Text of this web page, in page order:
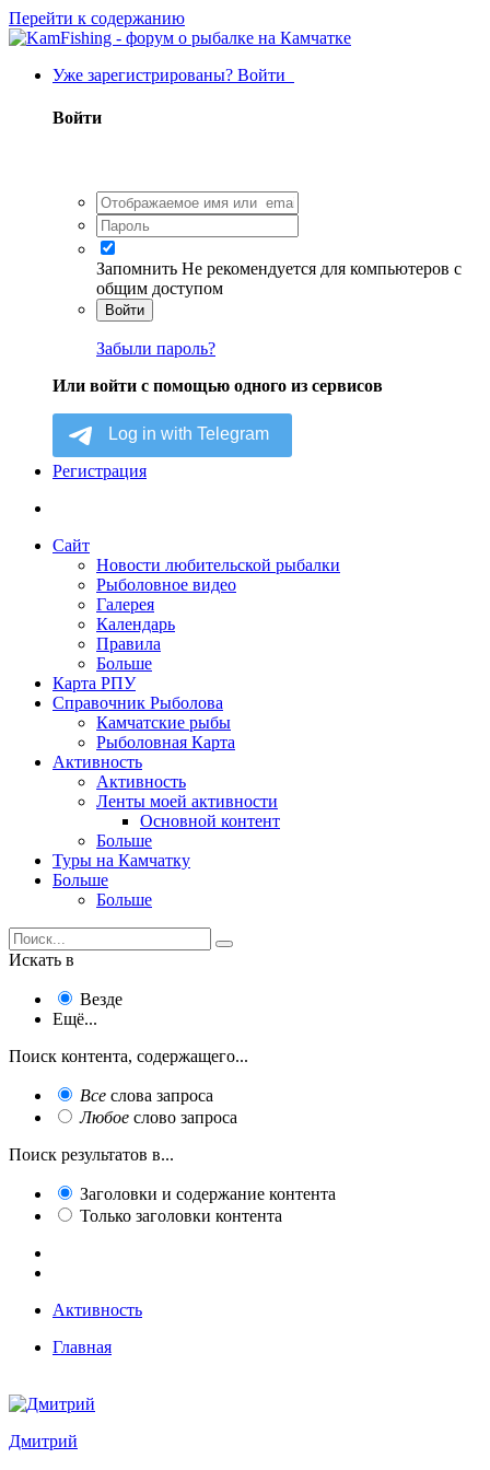
Перейти к содержанию
Уже зарегистрированы? Войти
Войти
Запомнить Не рекомендуется для компьютеров с
общим доступом
Войти
Забыли пароль?
Или войти с помощью одного из сервисов
Регистрация
Сайт
Новости любительской рыбалки
Рыболовное видео
Галерея
Календарь
Правила
Больше
Карта РПУ
Справочник Рыболова
Камчатские рыбы
Рыболовная Карта
Активность
Активность
Ленты моей активности
Основной контент
Больше
Туры на Камчатку
Больше
Больше
Искать в
Везде
Ещё...
Поиск контента, содержащего...
Все слова запроса
Любое слово запроса
Поиск результатов в...
Заголовки и содержание контента
Только заголовки контента
Активность
Главная
Дмитрий